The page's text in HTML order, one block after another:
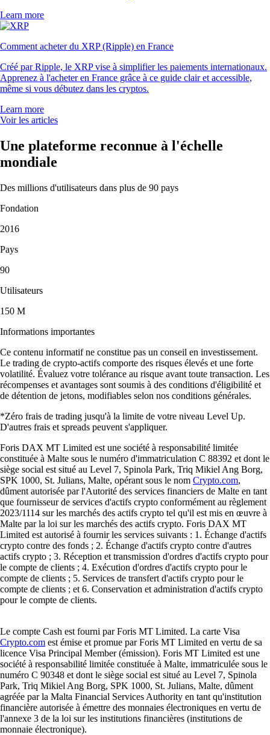
Learn more
Comment acheter du XRP (Ripple) en France
Créé par Ripple, le XRP vise à simplifier les paiements internationaux.
Apprenez à l'acheter en France grâce à ce guide clair et accessible,
même si vous débutez dans les cryptos.
Learn more
Voir les articles
Une plateforme reconnue à l'échelle
mondiale
Des millions d'utilisateurs dans plus de 90 pays
Fondation
2016
Pays
90
Utilisateurs
150 M
Informations importantes
Ce contenu informatif ne constitue pas un conseil en investissement.
Le trading de crypto-actifs comporte des risques élevés et une forte
volatilité. Évaluez votre tolérance au risque avant toute transaction. Les
récompenses et avantages sont soumis à des conditions d'éligibilité et
de détention de jetons, modifiables selon nos conditions générales.
*Zéro frais de trading jusqu'à la limite de votre niveau Level Up.
D'autres frais et spreads peuvent s'appliquer.
Foris DAX MT Limited est une société à responsabilité limitée
constituée à Malte sous le numéro d'immatriculation C 88392 et dont le
siège social est situé au Level 7, Spinola Park, Triq Mikiel Ang Borg,
SPK 1000, St. Julians, Malte, opérant sous le nom Crypto.com,
dûment autorisée par l'Autorité des services financiers de Malte en tant
que fournisseur de services d'actifs crypto conformément au règlement
2023/1114 sur les marchés des actifs crypto tel qu'il est mis en œuvre à
Malte par la loi sur les marchés des actifs crypto. Foris DAX MT
Limited est autorisé à fournir les services suivants : 1. Échange d'actifs
crypto contre des fonds ; 2. Échange d'actifs crypto contre d'autres
actifs crypto ; 3. Réception et transmission d'ordres d'actifs crypto pour
le compte de clients ; 4. Exécution d'ordres d'actifs crypto pour le
compte de clients ; 5. Services de transfert d'actifs crypto pour le
compte de clients ; et 6. Conservation et administration d'actifs crypto
pour le compte de clients.
Le compte Cash est fourni par Foris MT Limited. La carte Visa
Crypto.com est émise et promue par Foris MT Limited en vertu de sa
licence Visa Principal Member (émission). Foris MT Limited est une
société à responsabilité limitée constituée à Malte, immatriculée sous le
numéro C 90348 et dont le siège social est situé au Level 7, Spinola
Park, Triq Mikiel Ang Borg, SPK 1000, St. Julians, Malte, dûment
agréée par la Malta Financial Services Authority en tant qu'institution
financière autorisée à émettre des monnaies électroniques en vertu de
l'annexe 3 de la loi sur les institutions financières (institutions de
monnaie électronique).